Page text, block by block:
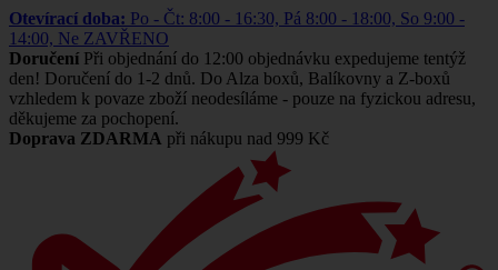
Otevírací doba: Po - Čt: 8:00 - 16:30, Pá 8:00 - 18:00, So 9:00 -
14:00, Ne ZAVŘENO
Doručení Při objednání do 12:00 objednávku expedujeme tentýž
den! Doručení do 1-2 dnů. Do Alza boxů, Balíkovny a Z-boxů
vzhledem k povaze zboží neodesíláme - pouze na fyzickou adresu,
děkujeme za pochopení.
Doprava ZDARMA při nákupu nad 999 Kč